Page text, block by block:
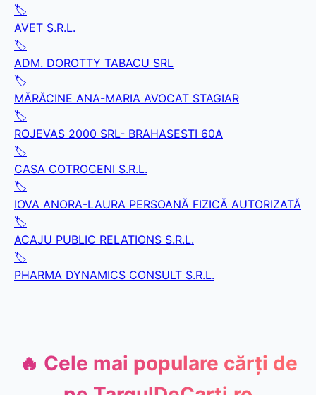
🏷️
AVET S.R.L.
🏷️
ADM. DOROTTY TABACU SRL
🏷️
MĂRĂCINE ANA-MARIA AVOCAT STAGIAR
🏷️
ROJEVAS 2000 SRL- BRAHASESTI 60A
🏷️
CASA COTROCENI S.R.L.
🏷️
IOVA ANORA-LAURA PERSOANĂ FIZICĂ AUTORIZATĂ
🏷️
ACAJU PUBLIC RELATIONS S.R.L.
🏷️
PHARMA DYNAMICS CONSULT S.R.L.
🔥 Cele mai populare cărți de